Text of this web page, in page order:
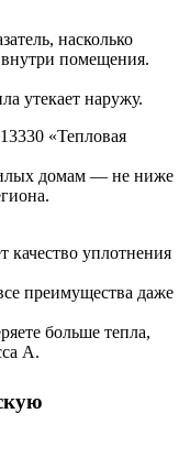
насколько
внутри помещения.
утекает наружу.
«Тепловая
домам — не ниже
качество уплотнения
преимущества даже
больше тепла,
A.